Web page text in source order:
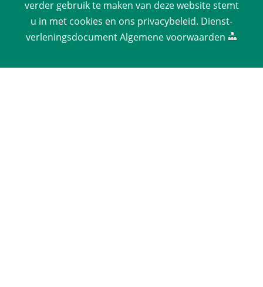
verder gebruik te maken van deze website stemt
u in met cookies en ons privacy­beleid. Dienst­
verlenings­documentAlgemene voorwaarden